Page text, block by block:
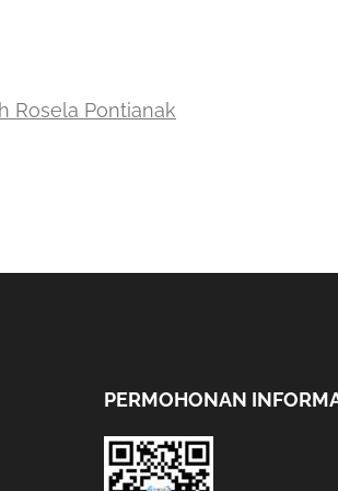
Rosela Pontianak
PERMOHONAN